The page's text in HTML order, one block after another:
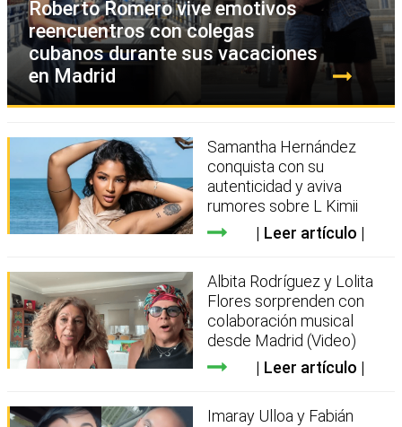
Roberto Romero vive emotivos
reencuentros con colegas
cubanos durante sus vacaciones
en Madrid
Samantha Hernández
conquista con su
autenticidad y aviva
rumores sobre L Kimii
Leer artículo
Albita Rodríguez y Lolita
Flores sorprenden con
colaboración musical
desde Madrid (Video)
Leer artículo
Imaray Ulloa y Fabián